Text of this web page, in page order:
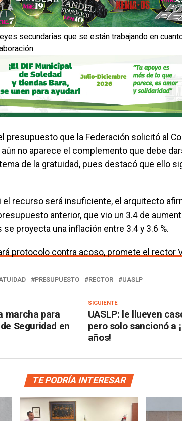
secundarias que se están trabajando en
presupuesto que la Federación solicitó al
no aparece el complemento que debe
de la gratuidad, pues destacó que ello
recurso será insuficiente, el arquitecto
anterior, que vio un 3.4 de
proyecta una inflación entre 3.4 y 3.6 %.
protocolo contra acoso, promete el rector
PRESUPUESTO RECTOR UASLP
SIGUIENTE
UASLP: le llueven
pero solo sancionó a
años!
marcha para
Seguridad en
TE PODRÍA INTERESAR